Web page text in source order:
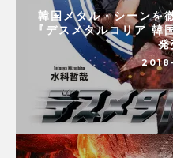
韓国メタル・シーンを
『デスメタルコリア 韓
発